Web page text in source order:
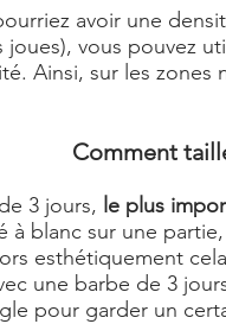
avoir une
vous pouvez
Ainsi, sur les
Comment
3 jours, le plus
à blanc sur une
esthétiquement
une barbe de 3
pour garder un